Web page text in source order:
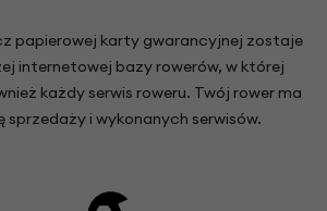
papierowej karty gwarancyjnej zostaje
internetowej bazy rowerów, w której
każdy serwis roweru. Twój rower ma
sprzedaży i wykonanych serwisów.